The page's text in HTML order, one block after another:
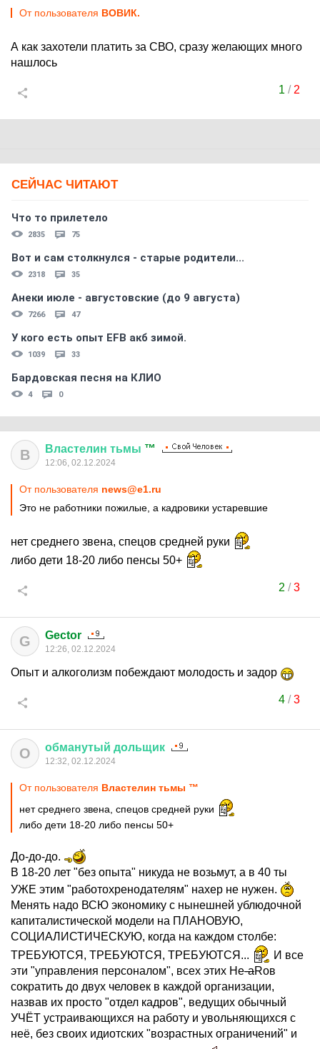
От пользователя ВОВИК.
А как захотели платить за СВО, сразу желающих много
нашлось
1 / 2
СЕЙЧАС ЧИТАЮТ
Что то прилетело
2835 75
Вот и сам столкнулся - старые родители...
2318 35
Анеки июле - августовские (до 9 августа)
7266 47
У кого есть опыт EFB акб зимой.
1039 33
Бардовская песня на КЛИО
4 0
В Властелин тьмы ™
12:06, 02.12.2024
От пользователя news@e1.ru
Это не работники пожилые, а кадровики устаревшие
нет среднего звена, спецов средней руки
либо дети 18-20 либо пенсы 50+
2 /3
G Gector
12:26, 02.12.2024
Опыт и алкоголизм побеждают молодость и задор
4/3
О обманутый дольщик
12:32, 02.12.2024
От пользователя Властелин тьмы ™
нет среднего звена, спецов средней руки
либо дети 18-20 либо пенсы 50+
До-до-до.
В 18-20 лет "без опыта" никуда не возьмут, а в 40 ты
УЖЕ этим "работохренодателям" нахер не нужен.
Менять надо ВСЮ экономику с нынешней ублюдочной
капиталистической модели на ПЛАНОВУЮ,
СОЦИАЛИСТИЧЕСКУЮ, когда на каждом столбе:
ТРЕБУЮТСЯ, ТРЕБУЮТСЯ, ТРЕБУЮТСЯ...
И все
эти "управления персоналом", всех этих Hе-аRов
сократить до двух человек в каждой организации,
назвав их просто "отдел кадров", ведущих обычный
УЧЁТ устраивающихся на работу и увольняющихся с
неё, без своих идиотских "возрастных ограничений" и